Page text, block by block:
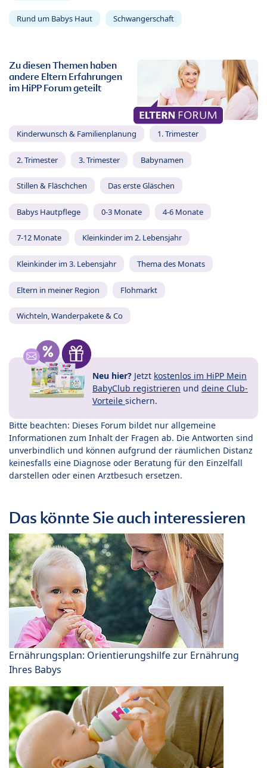
Rund um Babys Haut Schwangerschaft
Zu diesen Themen haben
andere Eltern Erfahrungen
im HiPP Forum geteilt
Kinderwunsch & Familienplanung 1. Trimester
2. Trimester 3. Trimester Babynamen
Stillen & Fläschchen Das erste Gläschen
Babys Hautpflege 0-3 Monate 4-6 Monate
7-12 Monate Kleinkinder im 2. Lebensjahr
Kleinkinder im 3. Lebensjahr Thema des Monats
Eltern in meiner Region Flohmarkt
Wichteln, Wanderpakete & Co
Neu hier? Jetzt kostenlos im HiPP Mein
BabyClub registrieren und deine Club-
Vorteile sichern.
Bitte beachten: Dieses Forum bildet nur allgemeine
Informationen zum Inhalt der Fragen ab. Die Antworten sind
unverbindlich und können aufgrund der räumlichen Distanz
keinesfalls eine Diagnose oder Beratung für den Einzelfall
darstellen oder einen Arztbesuch ersetzen.
Das könnte Sie auch interessieren
Ernährungsplan: Orientierungshilfe zur Ernährung
Ihres Babys